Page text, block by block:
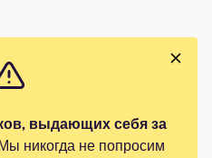
выдающих себя за
никогда не попросим